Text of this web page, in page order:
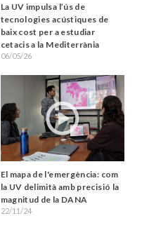
La UV impulsa l’ús de
tecnologies acústiques de
baix cost per a estudiar
cetacis a la Mediterrània
06/05/26
El mapa de l'emergència: com
la UV delimità amb precisió la
magnitud de la DANA
22/11/24